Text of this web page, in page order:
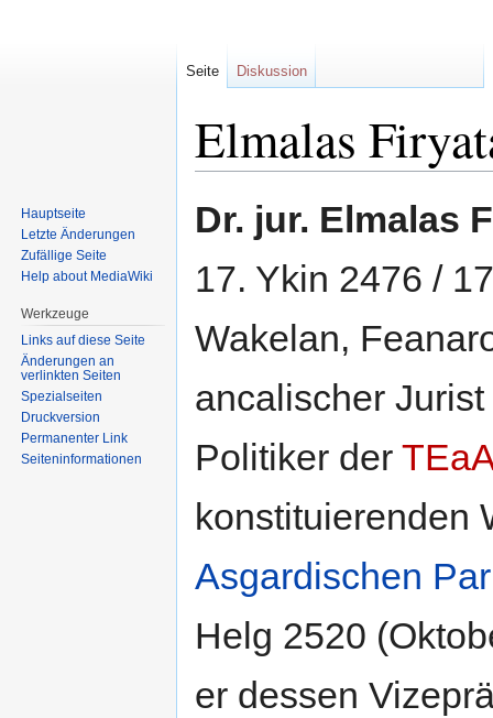
Elmalas
Navigation
Suche
Dr. jur. Elmalas
17. Ykin 2476 /
Wakelan,
ancalischer
Politiker der
konstituierenden
Asgardischen
Helg 2520
er dessen
Seite Diskussion
Hauptseite
Letzte Änderungen
Zufällige Seite
Help about MediaWiki
Werkzeuge
Links auf diese Seite
Änderungen an
verlinkten Seiten
Spezialseiten
Druckversion
Permanenter Link
Seiten­informationen